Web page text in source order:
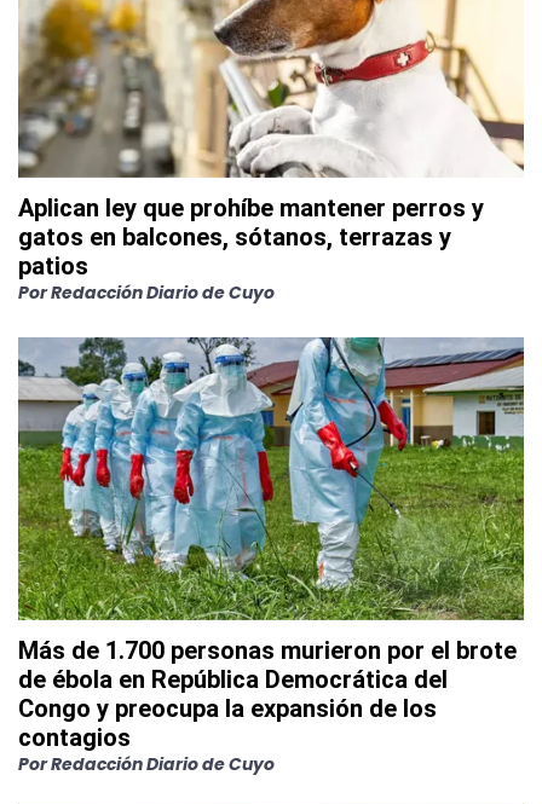
Aplican ley que prohíbe mantener perros y
gatos en balcones, sótanos, terrazas y
patios
PorRedacción Diario de Cuyo
Más de 1.700 personas murieron por el brote
de ébola en República Democrática del
Congo y preocupa la expansión de los
contagios
PorRedacción Diario de Cuyo